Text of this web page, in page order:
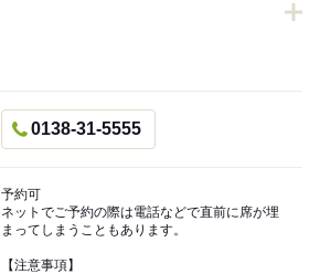
0138-31-5555
予約可
ネットでご予約の際は電話などで直前に席が埋
まってしまうこともあります。
【注意事項】